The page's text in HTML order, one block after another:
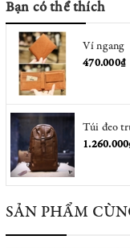
Bạn có thể thích
Ví ngang
470.000₫
Túi đeo
SẢN PHẨM